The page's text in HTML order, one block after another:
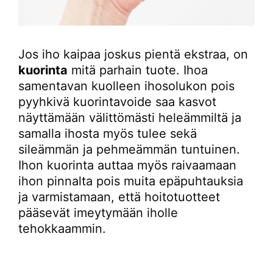
Jos iho kaipaa joskus pientä ekstraa, on
kuorinta mitä parhain tuote. Ihoa
samentavan kuolleen ihosolukon pois
pyyhkivä kuorintavoide saa kasvot
näyttämään välittömästi heleämmiltä ja
samalla ihosta myös tulee sekä
sileämmän ja pehmeämmän tuntuinen.
Ihon kuorinta auttaa myös raivaamaan
ihon pinnalta pois muita epäpuhtauksia
ja varmistamaan, että hoitotuotteet
pääsevät imeytymään iholle
tehokkaammin.